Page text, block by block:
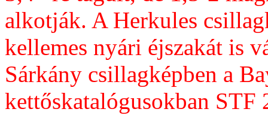
alkotják. A Herkules
kellemes nyári éjszakát is
Sárkány csillagképben a
kettőskatalógusokban